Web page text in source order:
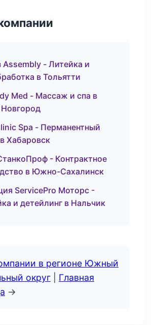
- Литейка и
в Тольятти
Med - Массаж и спа в
Spa - Перманентный
Хабаровск
- Контрактное
в Южно-Сахалинск
ServicePro Моторс -
и детейлинг в Нальчик
в регионе Южный
округ
Главная
→